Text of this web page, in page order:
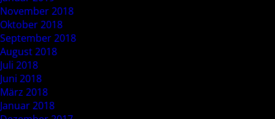
November 2018
Oktober 2018
September 2018
August 2018
Juli 2018
Juni 2018
März 2018
Januar 2018